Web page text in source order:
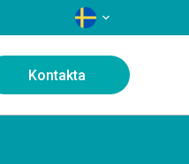
SPRÅK
Kontakta